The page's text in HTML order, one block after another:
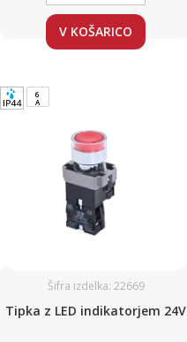
V KOŠARICO
6
A
Šifra izdelka: 22669
Tipka z LED indikatorjem 24V